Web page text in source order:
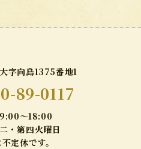
字向島1375番地1
89-0117
9:00～18:00
・第四火曜日
定休です。